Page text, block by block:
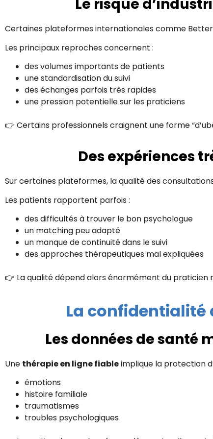
Le risque
Certaines plateformes internationales comme
Les principaux reproches concernent :
des volumes importants de patients
une standardisation du suivi
des échanges parfois très rapides
une pression potentielle sur les praticiens
👉 Certains professionnels craignent une forme
Des expériences
Sur certaines plateformes, la qualité des
Les patients rapportent parfois :
des difficultés à trouver le bon psychologue
un matching peu adapté
un manque de continuité dans le suivi
des approches thérapeutiques mal expliquées
👉 La qualité dépend alors énormément du praticien
La confidentialité
Les données de santé
Une thérapie en ligne fiableimplique la protection
émotions
histoire familiale
traumatismes
troubles psychologiques